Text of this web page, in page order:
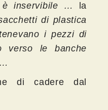
inservibile …
la
di plastica
i pezzi di
verso le banche
di cadere dal